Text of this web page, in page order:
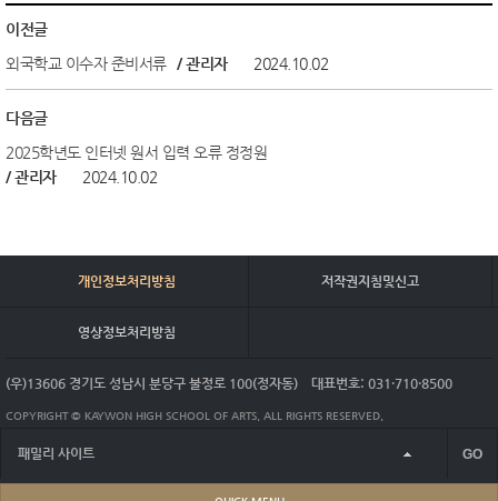
이전글
외국학교 이수자 준비서류 / 관리자 2024.10.02
다음글
2025학년도 인터넷 원서 입력 오류 정정원
/ 관리자
2024.10.02
개인정보처리방침 저작권지침및신고
영상정보처리방침
패밀리 사이트
(우)13606 경기도 성남시 분당구 불정로 100(정자동) 대표번호: 031·710·8500
COPYRIGHT © KAYWON HIGH SCHOOL OF ARTS. ALL RIGHTS RESERVED.